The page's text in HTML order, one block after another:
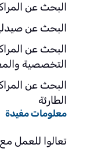
البحث عن
البحث عن
البحث عن
التخصصية
البحث عن
الطارئة
معلومات مفيدة
تعالوا للعمل